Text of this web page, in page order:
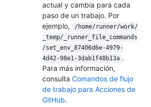
actual y cambia para cada
paso de un trabajo. Por
ejemplo,
/home/runner/work/
_temp/_runner_file_commands
/set_env_87406d6e-4979-
4d42-98e1-3dab1f48b13a .
Para más información,
consulta Comandos de flujo
de trabajo para Acciones de
GitHub.